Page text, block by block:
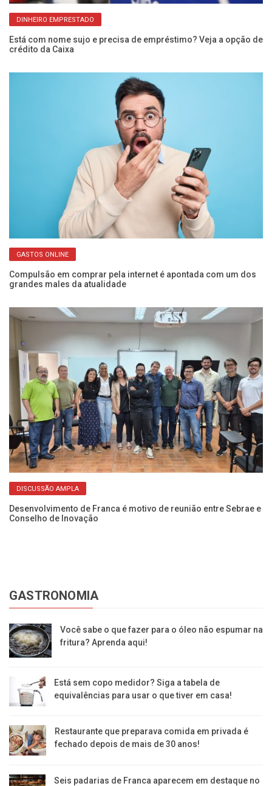
DINHEIRO EMPRESTADO
Está com nome sujo e precisa de empréstimo? Veja a opção de
crédito da Caixa
GASTOS ONLINE
Compulsão em comprar pela internet é apontada com um dos
grandes males da atualidade
DISCUSSÃO AMPLA
Desenvolvimento de Franca é motivo de reunião entre Sebrae e
Conselho de Inovação
GASTRONOMIA
Você sabe o que fazer para o óleo não espumar na
fritura? Aprenda aqui!
Está sem copo medidor? Siga a tabela de
equivalências para usar o que tiver em casa!
Restaurante que preparava comida em privada é
fechado depois de mais de 30 anos!
Seis padarias de Franca aparecem em destaque no